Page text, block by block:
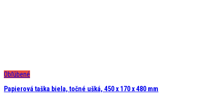
Obľúbené
Papierová taška biela, točné ušká, 450 x 170 x 480 mm